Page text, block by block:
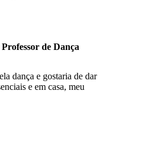
Professor de Dança
dança e gostaria de dar
e em casa, meu